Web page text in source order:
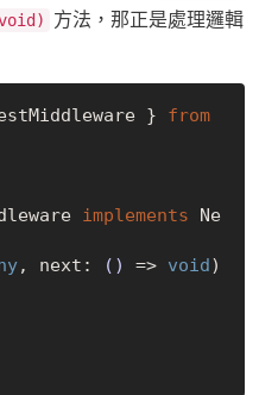
方法，那正是處理邏輯
} from
implements Ne
, next: () => void)